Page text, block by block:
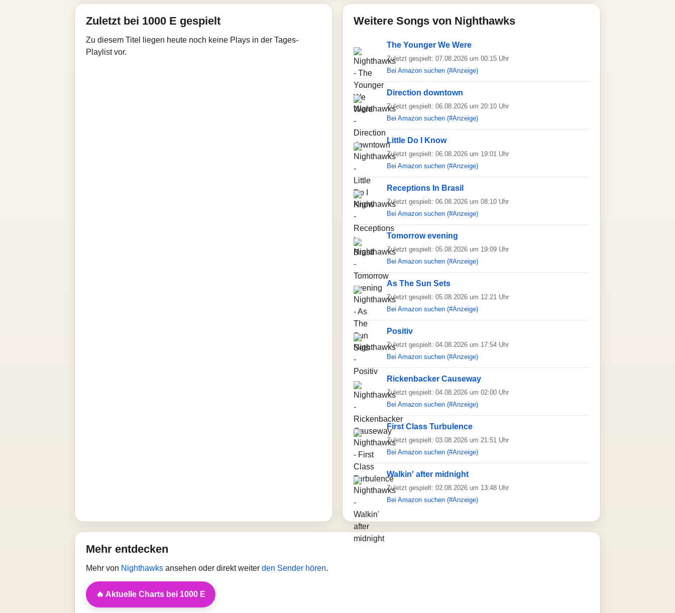
Zuletzt bei 1000 E gespielt
Zu diesem Titel liegen heute noch keine Plays in der Tages-
Playlist vor.
Weitere Songs von Nighthawks
The Younger We Were
Zuletzt gespielt: 07.08.2026 um 00:15 Uhr
Bei Amazon suchen (#Anzeige)
Direction downtown
Zuletzt gespielt: 06.08.2026 um 20:10 Uhr
Bei Amazon suchen (#Anzeige)
Little Do I Know
Zuletzt gespielt: 06.08.2026 um 19:01 Uhr
Bei Amazon suchen (#Anzeige)
Receptions In Brasil
Zuletzt gespielt: 06.08.2026 um 08:10 Uhr
Bei Amazon suchen (#Anzeige)
Tomorrow evening
Zuletzt gespielt: 05.08.2026 um 19:09 Uhr
Bei Amazon suchen (#Anzeige)
As The Sun Sets
Zuletzt gespielt: 05.08.2026 um 12:21 Uhr
Bei Amazon suchen (#Anzeige)
Positiv
Zuletzt gespielt: 04.08.2026 um 17:54 Uhr
Bei Amazon suchen (#Anzeige)
Rickenbacker Causeway
Zuletzt gespielt: 04.08.2026 um 02:00 Uhr
Bei Amazon suchen (#Anzeige)
First Class Turbulence
Zuletzt gespielt: 03.08.2026 um 21:51 Uhr
Bei Amazon suchen (#Anzeige)
Walkin' after midnight
Zuletzt gespielt: 02.08.2026 um 13:48 Uhr
Bei Amazon suchen (#Anzeige)
Mehr entdecken
Mehr von Nighthawks ansehen oder direkt weiter den Sender hören.
🔥 Aktuelle Charts bei 1000 E